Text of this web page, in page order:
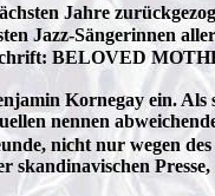
Jahre
Jazz-Sängerinnen
BELOVED
Kornegay ein. Als
nennen
nicht nur wegen
skandinavischen